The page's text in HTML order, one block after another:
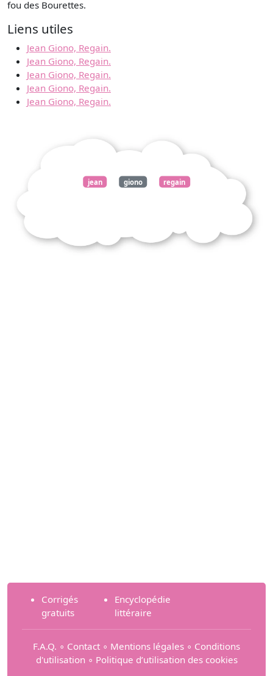
fou des Bourettes.
Liens utiles
Jean Giono, Regain.
Jean Giono, Regain.
Jean Giono, Regain.
Jean Giono, Regain.
Jean Giono, Regain.
jean giono regain
Corrigés
gratuits
Encyclopédie
littéraire
F.A.Q. ∘ Contact ∘ Mentions légales ∘ Conditions
d'utilisation ∘ Politique d’utilisation des cookies